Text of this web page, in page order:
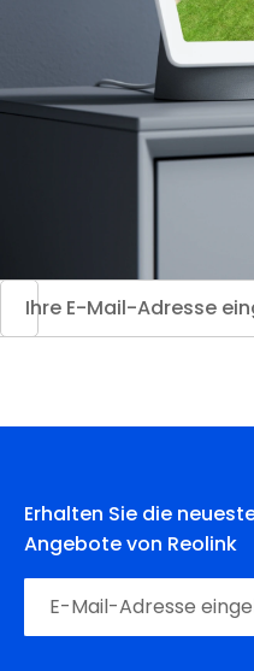
Erhalten Sie die
Angebote von Reolink